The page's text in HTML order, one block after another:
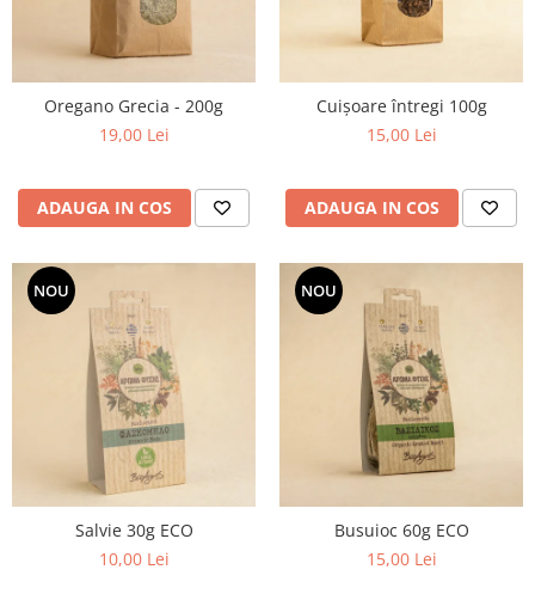
Oregano Grecia - 200g
19,00 Lei
ADAUGA IN COS
Cuișoare întregi 100g
15,00 Lei
ADAUGA IN COS
NOU
Salvie 30g ECO
10,00 Lei
NOU
Busuioc 60g ECO
15,00 Lei